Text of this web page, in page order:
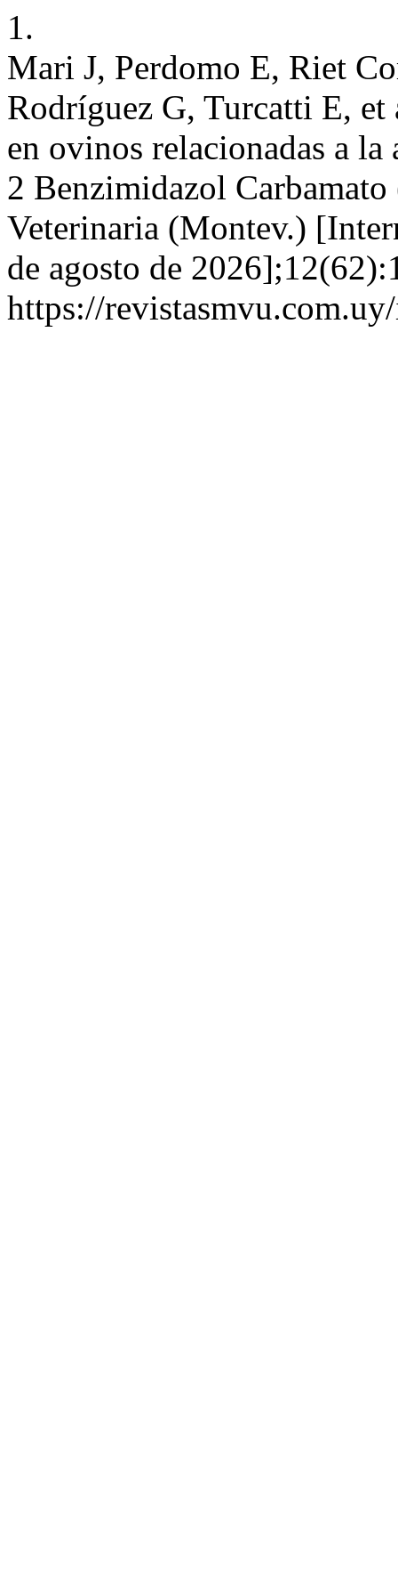
1.
Mari J, Perdomo E, Riet
Rodríguez G, Turcatti E,
en ovinos relacionadas a
2 Benzimidazol
Veterinaria (Montev.)
de agosto de
https://